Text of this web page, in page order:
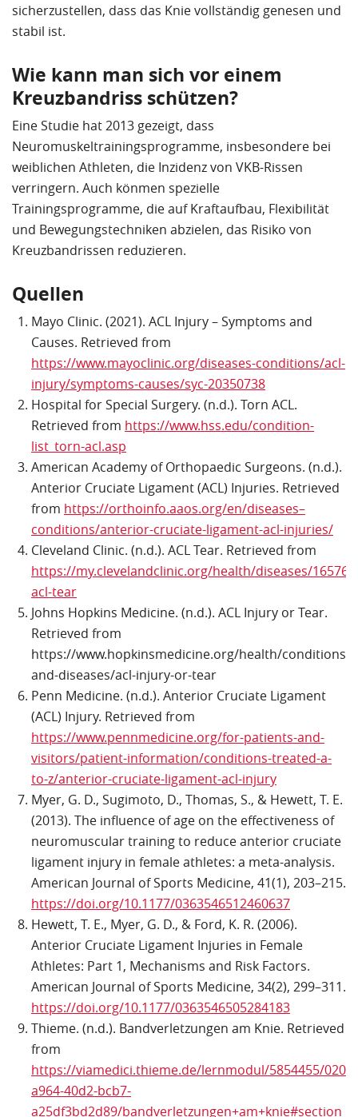
sicherzustellen, dass das Knie vollständig genesen und
stabil ist.
Wie kann man sich vor einem
Kreuzbandriss schützen?
Eine Studie hat 2013 gezeigt, dass
Neuromuskeltrainingsprogramme, insbesondere bei
weiblichen Athleten, die Inzidenz von VKB-Rissen
verringern. Auch könmen spezielle
Trainingsprogramme, die auf Kraftaufbau, Flexibilität
und Bewegungstechniken abzielen, das Risiko von
Kreuzbandrissen reduzieren.
Quellen
Mayo Clinic. (2021). ACL Injury – Symptoms and
Causes. Retrieved from
https://www.mayoclinic.org/diseases-conditions/acl-
injury/symptoms-causes/syc-20350738
Hospital for Special Surgery. (n.d.). Torn ACL.
Retrieved from https://www.hss.edu/condition-
list_torn-acl.asp
American Academy of Orthopaedic Surgeons. (n.d.).
Anterior Cruciate Ligament (ACL) Injuries. Retrieved
from https://orthoinfo.aaos.org/en/diseases–
conditions/anterior-cruciate-ligament-acl-injuries/
Cleveland Clinic. (n.d.). ACL Tear. Retrieved from
https://my.clevelandclinic.org/health/diseases/16576-
acl-tear
Johns Hopkins Medicine. (n.d.). ACL Injury or Tear.
Retrieved from
https://www.hopkinsmedicine.org/health/conditions-
and-diseases/acl-injury-or-tear
Penn Medicine. (n.d.). Anterior Cruciate Ligament
(ACL) Injury. Retrieved from
https://www.pennmedicine.org/for-patients-and-
visitors/patient-information/conditions-treated-a-
to-z/anterior-cruciate-ligament-acl-injury
Myer, G. D., Sugimoto, D., Thomas, S., & Hewett, T. E.
(2013). The influence of age on the effectiveness of
neuromuscular training to reduce anterior cruciate
ligament injury in female athletes: a meta-analysis.
American Journal of Sports Medicine, 41(1), 203–215.
https://doi.org/10.1177/0363546512460637
Hewett, T. E., Myer, G. D., & Ford, K. R. (2006).
Anterior Cruciate Ligament Injuries in Female
Athletes: Part 1, Mechanisms and Risk Factors.
American Journal of Sports Medicine, 34(2), 299–311.
https://doi.org/10.1177/0363546505284183
Thieme. (n.d.). Bandverletzungen am Knie. Retrieved
from
https://viamedici.thieme.de/lernmodul/5854455/
a964-40d2-bcb7-
a25df3bd2d89/